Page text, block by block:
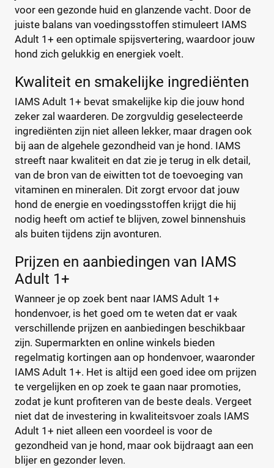
Gilpa (2)
Grandorf (21)
Happy Dog (85)
Hill's
Josera
Pedigree (16)
Perfect Fit
Prins (82)
Pro Plan (63)
Purizon
Royal Canin
Verpakking
Blik
Maaltijdzakje
Standaard pak (4)
Voordeelpak
Soort hondenvoer
Droogvoer
Natvoer
Levensfase
Adult
Junior
Puppy
Senior (0)
Formaat hond
Hele grote hond
Kleine hond
voor een gezonde huid en glanzende vacht. Door de
juiste balans van voedingsstoffen stimuleert IAMS
Adult 1+ een optimale spijsvertering, waardoor jouw
hond zich gelukkig en energiek voelt.
Kwaliteit en smakelijke ingrediënten
IAMS Adult 1+ bevat smakelijke kip die jouw hond
zeker zal waarderen. De zorgvuldig geselecteerde
ingrediënten zijn niet alleen lekker, maar dragen ook
bij aan de algehele gezondheid van je hond. IAMS
streeft naar kwaliteit en dat zie je terug in elk detail,
van de bron van de eiwitten tot de toevoeging van
vitaminen en mineralen. Dit zorgt ervoor dat jouw
hond de energie en voedingsstoffen krijgt die hij
nodig heeft om actief te blijven, zowel binnenshuis
als buiten tijdens zijn avonturen.
Prijzen en aanbiedingen van IAMS
Adult 1+
Wanneer je op zoek bent naar IAMS Adult 1+
hondenvoer, is het goed om te weten dat er vaak
verschillende prijzen en aanbiedingen beschikbaar
zijn. Supermarkten en online winkels bieden
regelmatig kortingen aan op hondenvoer, waaronder
IAMS Adult 1+. Het is altijd een goed idee om prijzen
te vergelijken en op zoek te gaan naar promoties,
zodat je kunt profiteren van de beste deals. Vergeet
niet dat de investering in kwaliteitsvoer zoals IAMS
Adult 1+ niet alleen een voordeel is voor de
gezondheid van je hond, maar ook bijdraagt aan een
blijer en gezonder leven.